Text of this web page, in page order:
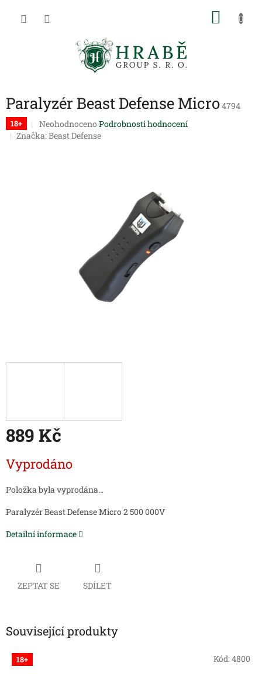
Paralyzér Beast Defense Micro4794
18+
Průměrné
hodnocení
Neohodnoceno Podrobnosti hodnocení
Značka:Beast Defense
889 Kč
cena:
Vyprodáno
Položka byla vyprodána…
Paralyzér Beast Defense Micro 2 500 000V
Detailní informace
ZEPTAT SE SDÍLET
Související produkty
18+ Kód:4800